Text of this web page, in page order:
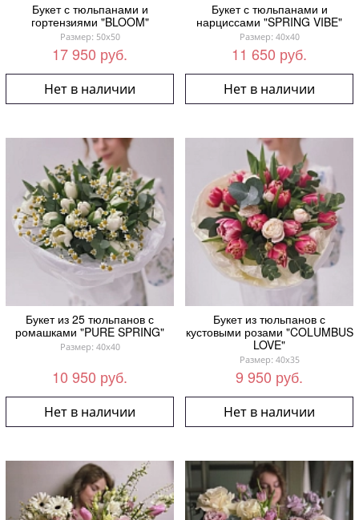
Букет с тюльпанами и
гортензиями "BLOOM"
Размер: 50x50
17 950 руб.
Нет в наличии
Букет с тюльпанами и
нарциссами "SPRING VIBE"
Размер: 40x40
11 650 руб.
Нет в наличии
Букет из 25 тюльпанов с
ромашками "PURE SPRING"
Размер: 40x40
10 950 руб.
Нет в наличии
Букет из тюльпанов с
кустовыми розами "COLUMBUS
LOVE"
Размер: 40x35
9 950 руб.
Нет в наличии